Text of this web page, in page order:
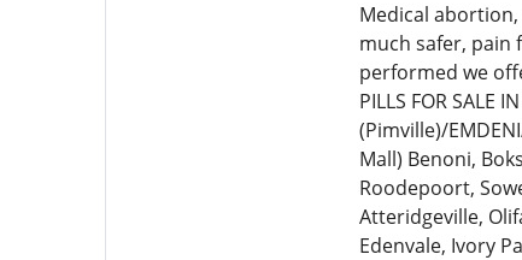
Medical
much safer, pain
performed we
PILLS FOR SALE
(Pimville)/
Mall) Benoni,
Roodepoort,
Atteridgeville,
Edenvale, Ivory